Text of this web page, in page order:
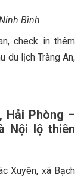
Bình
check in thêm
du lịch Tràng An,
Hải Phòng –
Nội lộ thiên
Xuyên, xã Bạch